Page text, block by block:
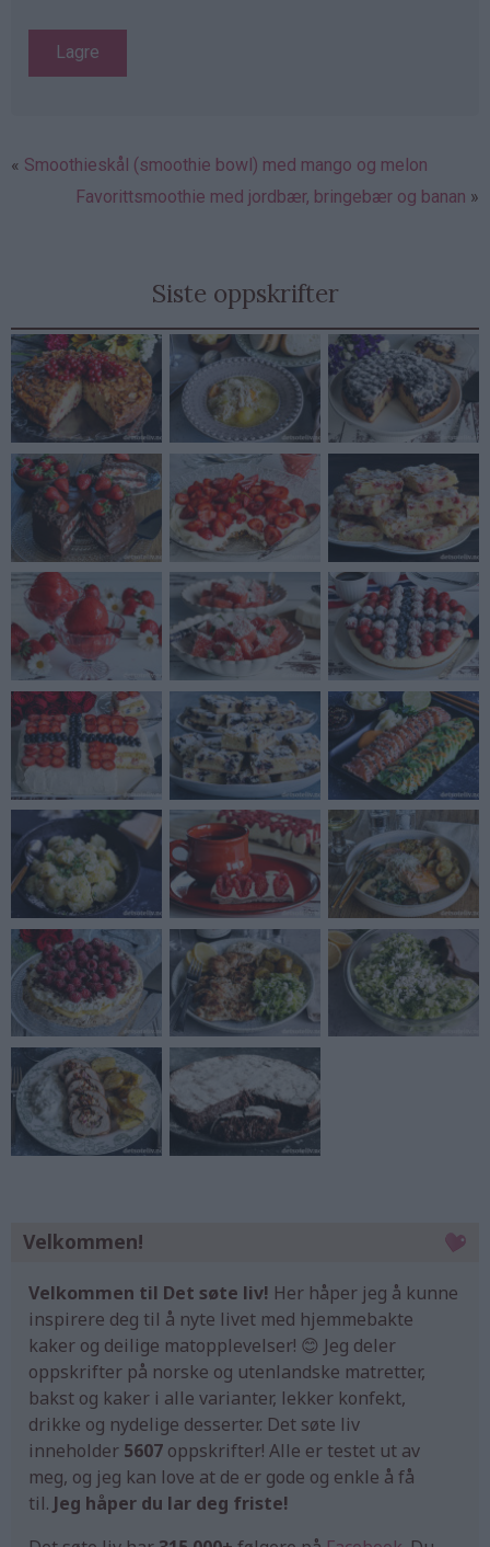
Smoothieskål (smoothie bowl) med mango og melon
Favorittsmoothie med jordbær, bringebær og banan
Siste oppskrifter
Velkommen!
Velkommen til Det søte liv! Her håper jeg å kunne
inspirere deg til å nyte livet med hjemmebakte
kaker og deilige matopplevelser! 😊 Jeg deler
oppskrifter på norske og utenlandske matretter,
bakst og kaker i alle varianter, lekker konfekt,
drikke og nydelige desserter. Det søte liv
inneholder 5607 oppskrifter! Alle er testet ut av
meg, og jeg kan love at de er gode og enkle å få
til. Jeg håper du lar deg friste!